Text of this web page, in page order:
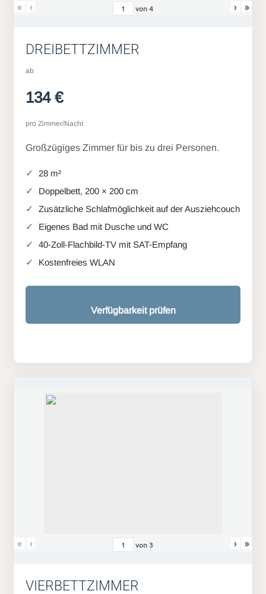
« ‹ von4 › »
DREIBETTZIMMER
ab
134 €
pro Zimmer/Nacht
Großzügiges Zimmer für bis zu drei Personen.
28 m²
Doppelbett, 200 × 200 cm
Zusätzliche Schlafmöglichkeit auf der Ausziehcouch
Eigenes Bad mit Dusche und WC
40-Zoll-Flachbild-TV mit SAT-Empfang
Kostenfreies WLAN
Verfügbarkeit prüfen
« ‹ von3 › »
VIERBETTZIMMER